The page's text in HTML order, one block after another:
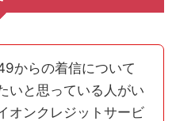
からの着信について
いと思っている人がい
オンクレジットサービ